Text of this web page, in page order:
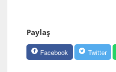
Paylaş
Facebook Twitter